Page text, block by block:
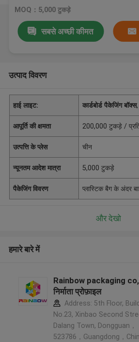
MOQ：5,000 टुकड़े
सबसे अच्छी कीमत
उत्पाद विवरण
हाई लाइट: कार्डबोर्ड पैकेजिंग बॉक्स
आपूर्ति की क्षमता 200,000 टुकड़े /
उत्पत्ति के प्लेस चीन
न्यूनतम आदेश मात्रा 5,000 टुकड़े
पैकेजिंग विवरण प्लास्टिक बैग के अंदर
और देखो
हमारे बारे में
Rainbow packaging
निर्माता प्रोफ़ाइल
Address: 5th Floor,
No.23, Xinbao Second
Dalang Town, Dongguan，
523786，Guangdong，